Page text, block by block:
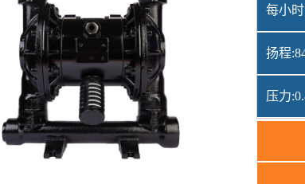
每小
扬程
压力